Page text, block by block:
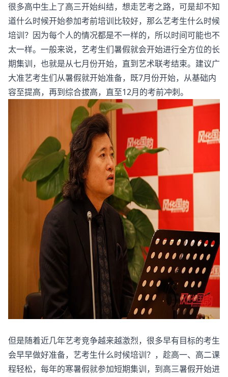
很多高中生上了高三开始纠结，想走艺考之路，可是却不知
道什么时候开始参加考前培训比较好，那么艺考生什么时候
培训？因为每个人的情况都是不一样的，所以时间可能也不
太一样。一般来说，艺考生们暑假就会开始进行全方位的长
期集训，也就是从七月份开始，直到艺术联考结束。建议广
大准艺考生们从暑假就开始准备，既7月份开始，从基础内
容至提高，再到综合拔高，直至12月的考前冲刺。
但是随着近几年艺考竞争越来越激烈，很多早有目标的考生
会早早做好准备，艺考生什么时候培训？，趁高一、高二课
程轻松，每年的寒暑假就参加短期集训，到高三暑假开始进